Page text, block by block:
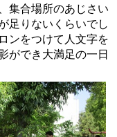
集合場所のあじさい
足りないくらいでし
ンをつけて人文字を
ができ大満足の一日